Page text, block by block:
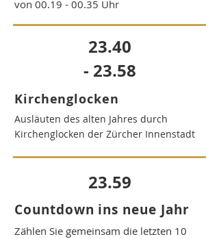
von 00.19 - 00.35 Uhr
23.40
- 23.58
Kirchenglocken
Ausläuten des alten Jahres durch
Kirchenglocken der Zürcher Innenstadt
23.59
Countdown ins neue Jahr
Zählen Sie gemeinsam die letzten 10